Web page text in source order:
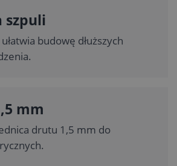
szpuli
budowę dłuższych
mm
drutu 1,5 mm do